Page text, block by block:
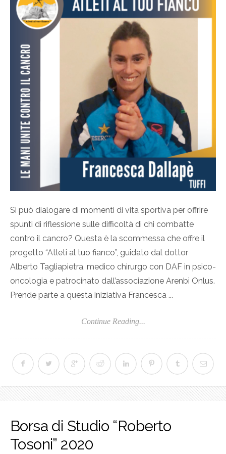
Si può dialogare di momenti di vita sportiva per offrire
spunti di riflessione sulle difficoltà di chi combatte
contro il cancro? Questa è la scommessa che offre il
progetto “Atleti al tuo fianco”, guidato dal dottor
Alberto Tagliapietra, medico chirurgo con DAF in psico-
oncologia e patrocinato dall’associazione Arenbì Onlus.
Prende parte a questa iniziativa Francesca ...
Continue Reading...
Borsa di Studio “Roberto
Tosoni” 2020